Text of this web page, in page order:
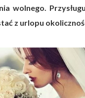
wolnego.
z urlopu